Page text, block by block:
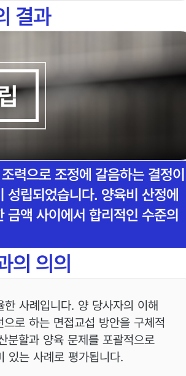
결과
력으로 조정에 갈음하는 결정이
립되었습니다. 양육비 산정에
액 사이에서 합리적인 수준의
의 의의
사례입니다. 양 당사자의 이해
로 하는 면접교섭 방안을 구체적
분할과 양육 문제를 포괄적으로
있는 사례로 평가됩니다.